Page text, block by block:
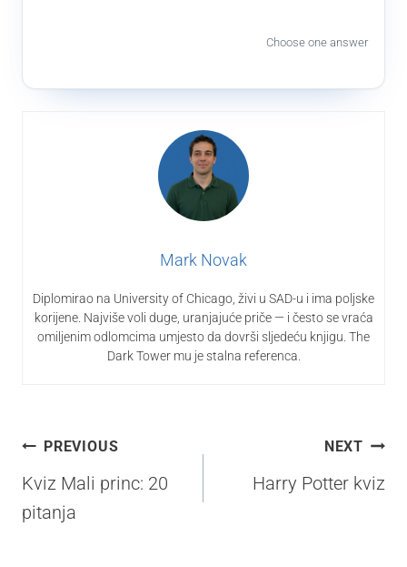
Choose one answer
Mark Novak
Diplomirao na University of Chicago, živi u SAD-u i ima poljske
korijene. Najviše voli duge, uranjajuće priče — i često se vraća
omiljenim odlomcima umjesto da dovrši sljedeću knjigu. The
Dark Tower mu je stalna referenca.
Navigacija
objava
PREVIOUS
Kviz Mali princ: 20
pitanja
NEXT
Harry Potter kviz